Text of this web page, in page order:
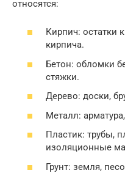
относятся:
Кирпич: остатки
кирпича.
Бетон: обломки
стяжки.
Дерево: доски,
Металл:
Пластик: трубы,
изоляционные
Грунт: земля,